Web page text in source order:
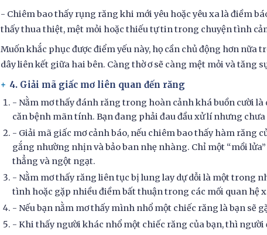
- Chiêm bao thấy rụng răng khi mới yêu hoặc yêu xa là điềm
thấy thua thiệt, mệt mỏi hoặc thiếu tự tin trong chuyện tình
Muốn khắc phục được điểm yếu này, họ cần chủ động hơn
dây liên kết giữa hai bên. Càng thờ ơ sẽ càng mệt mỏi và tăng
4. Giải mã giấc mơ liên quan đến răng
- Nằm mơ thấy đánh răng trong hoàn cảnh khá buồn cười
căn bệnh mãn tính. Bạn đang phải đau đầu xử lí nhưng
- Giải mã giấc mơ cảnh báo, nếu chiêm bao thấy hàm răng
gắng nhường nhịn và bảo ban nhẹ nhàng. Chỉ một “mồi
thẳng và ngột ngạt.
- Nằm mơ thấy răng liên tục bị lung lay dự dỗi là một trong
tình hoặc gặp nhiều điềm bất thuận trong các mối quan hệ
- Nếu bạn nằm mơ thấy mình nhổ một chiếc răng là bạn sẽ
- Khi thấy người khác nhổ một chiếc răng của bạn, thì người